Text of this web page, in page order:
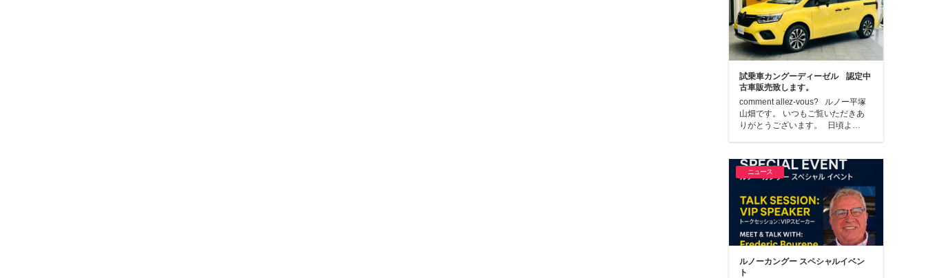
試乗車カングーディーゼル 認定中
古車販売致します。
comment allez-vous? ルノー平塚
山畑です。 いつもご覧いただきあ
りがとうございます。 日頃よ…
ニュース
ルノーカングー スペシャルイベン
ト